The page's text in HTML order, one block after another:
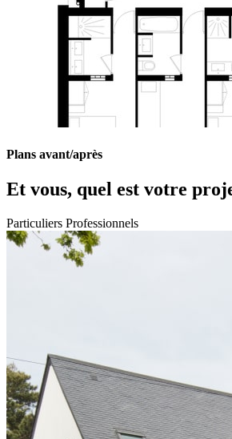
Plans avant/après
Et vous, quel est votre
Particuliers Professionnels